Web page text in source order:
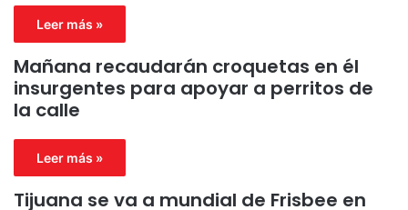
Leer más »
Mañana recaudarán croquetas en él
insurgentes para apoyar a perritos de
la calle
Leer más »
Tijuana se va a mundial de Frisbee en